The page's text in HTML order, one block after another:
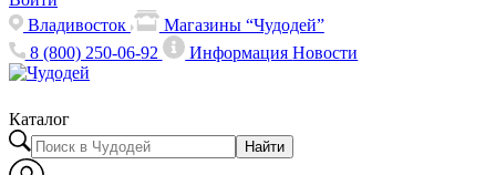
Владивосток
Магазины “Чудодей”
8 (800) 250-06-92
ИнформацияНовости
Каталог
Найти